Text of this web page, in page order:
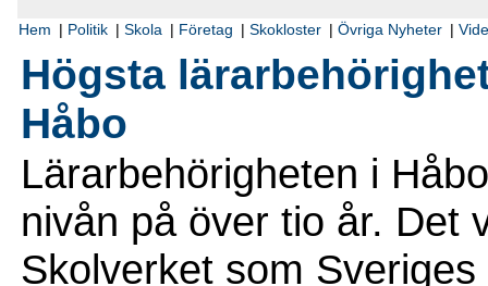
Hem | Politik |Skola | Företag | Skokloster | Övriga Nyheter |
Högsta
Håbo
Lärarbehörigheten i
nivån på över tio år. Det
Skolverket som